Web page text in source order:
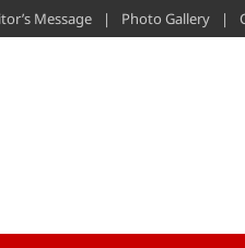
Message Photo Gallery